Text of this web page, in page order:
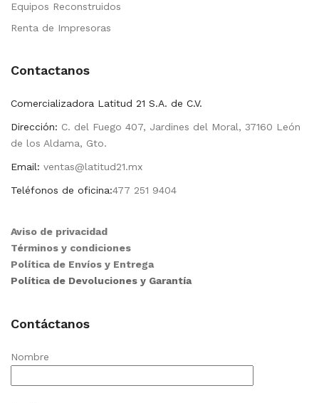
Equipos Reconstruidos
Renta de Impresoras
Contactanos
Comercializadora Latitud 21 S.A. de C.V.
Dirección: C. del Fuego 407, Jardines del Moral, 37160 León
de los Aldama, Gto.
Email: ventas@latitud21.mx
Teléfonos de oficina:477 251 9404
Aviso de privacidad
Términos y condiciones
Política de Envíos y Entrega
Política de Devoluciones y Garantía
Contáctanos
Nombre